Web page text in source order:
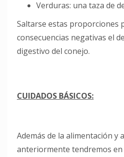
Verduras: una taza de
Saltarse estas proporciones
consecuencias negativas el
digestivo del conejo.
CUIDADOS BÁSICOS:
Además de la alimentación y
anteriormente tendremos en